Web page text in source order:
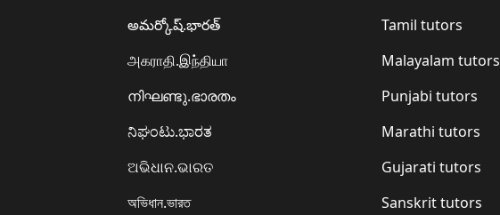
అమర్కోష్.భారత్
அகராதி.இந்தியா
നിഘണ്ടു.ഭാരതം
ನಿಘಂಟು.ಭಾರತ
ଅଭିଧାନ.ଭାରତ
অভিধান.ভারত
Tamil tutors
Malayalam tutors
Punjabi tutors
Marathi tutors
Gujarati tutors
Sanskrit tutors